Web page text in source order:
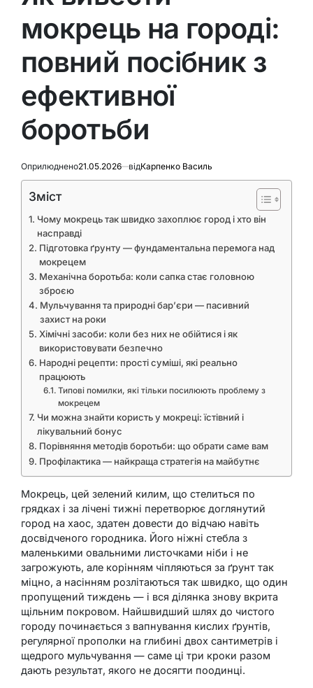
мокрець на городі:
повний посібник з
ефективної
боротьби
Оприлюднено21.05.2026 відКарпенко Василь
Зміст
Чому мокрець так швидко захоплює город і хто він
насправді
Підготовка ґрунту — фундаментальна перемога над
мокрецем
Механічна боротьба: коли сапка стає головною
зброєю
Мульчування та природні бар’єри — пасивний
захист на роки
Хімічні засоби: коли без них не обійтися і як
використовувати безпечно
Народні рецепти: прості суміші, які реально
працюють
Типові помилки, які тільки посилюють проблему з
мокрецем
Чи можна знайти користь у мокреці: їстівний і
лікувальний бонус
Порівняння методів боротьби: що обрати саме вам
Профілактика — найкраща стратегія на майбутнє
Мокрець, цей зелений килим, що стелиться по
грядках і за лічені тижні перетворює доглянутий
город на хаос, здатен довести до відчаю навіть
досвідченого городника. Його ніжні стебла з
маленькими овальними листочками ніби і не
загрожують, але корінням чіпляються за ґрунт так
міцно, а насінням розлітаються так швидко, що один
пропущений тиждень — і вся ділянка знову вкрита
щільним покровом. Найшвидший шлях до чистого
городу починається з вапнування кислих ґрунтів,
регулярної прополки на глибині двох сантиметрів і
щедрого мульчування — саме ці три кроки разом
дають результат, якого не досягти поодинці.